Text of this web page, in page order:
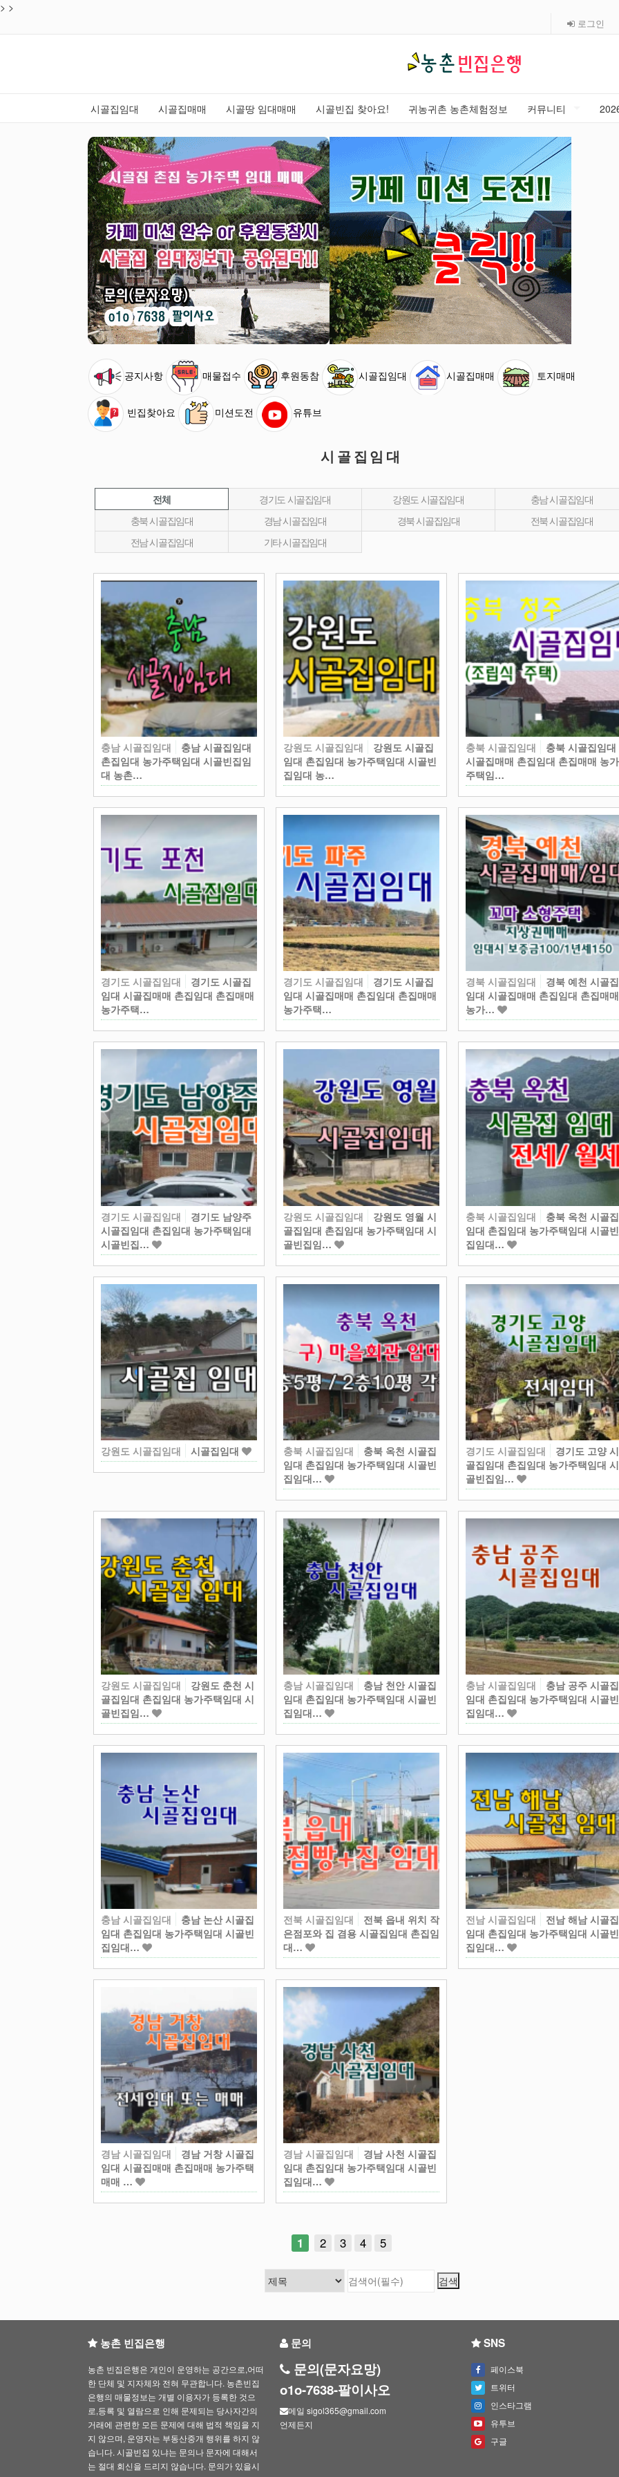
> >
로그인
시골집임대 시골집매매 시골땅 임대매매 시골빈집 찾아요! 귀농귀촌 농촌체험정보 커뮤니티
공지사항 매물접수 후원동참 시골집임대 시골집매매 토지매매
빈집찾아요 미션도전 유튜브
시골집임대
전체 경기도 시골집임대 강원도 시골집임대
충남 시골집임대
충북 시골집임대
경남 시골집임대 경북 시골집임대
전북 시골집임대
전남 시골집임대
기타 시골집임대
충남 시골집임대
충남 시골집임대
촌집임대 농가주택임대 시골빈집임
대 농촌…
강원도 시골집임대
강원도 시골집
임대 촌집임대 농가주택임대 시골빈
집임대 농…
충북 시골집임대
충북 시골집임대
시골집매매 촌집임대 촌집매매 농가
주택임…
경기도 시골집임대
경기도 시골집
임대 시골집매매 촌집임대 촌집매매
농가주택…
경기도 시골집임대
경기도 시골집
임대 시골집매매 촌집임대 촌집매매
농가주택…
경북 시골집임대
경북 예천 시골집
임대 시골집매매 촌집임대 촌집매매
농가…
경기도 시골집임대
경기도 남양주
시골집임대 촌집임대 농가주택임대
시골빈집…
강원도 시골집임대
강원도 영월 시
골집임대 촌집임대 농가주택임대 시
골빈집임…
충북 시골집임대
충북 옥천 시골집
임대 촌집임대 농가주택임대 시골빈
집임대…
강원도 시골집임대 시골집임대 충북 시골집임대
충북 옥천 시골집
임대 촌집임대 농가주택임대 시골빈
집임대…
경기도 시골집임대
경기도 고양 시
골집임대 촌집임대 농가주택임대 시
골빈집임…
강원도 시골집임대
강원도 춘천 시
골집임대 촌집임대 농가주택임대 시
골빈집임…
충남 시골집임대
충남 천안 시골집
임대 촌집임대 농가주택임대 시골빈
집임대…
충남 시골집임대
충남 공주 시골집
임대 촌집임대 농가주택임대 시골빈
집임대…
충남 시골집임대
충남 논산 시골집
임대 촌집임대 농가주택임대 시골빈
집임대…
전북 시골집임대
전북 읍내 위치 작
은점포와 집 겸용 시골집임대 촌집임
대…
전남 시골집임대
전남 해남 시골집
임대 촌집임대 농가주택임대 시골빈
집임대…
경남 시골집임대
경남 거창 시골집
임대 시골집매매 촌집매매 농가주택
매매 …
경남 시골집임대
경남 사천 시골집
임대 촌집임대 농가주택임대 시골빈
집임대…
1 2 3 4 5
농촌 빈집은행
농촌 빈집은행은 개인이 운영하는 공간으로,어떠
한 단체 및 지자체와 전혀 무관합니다. 농촌빈집
은행의 매물정보는 개별 이용자가 등록한 것으
로,등록 및 열람으로 인해 문제되는 당사자간의
거래에 관련한 모든 문제에 대해 법적 책임을 지
지 않으며, 운영자는 부동산중개 행위를 하지 않
습니다. 시골빈집 있냐는 문의나 문자에 대해서
는 절대 회신을 드리지 않습니다. 문의가 있을시
문의
문의(문자요망)
o1o-7638-팔이사오
메일 sigol365@gmail.com
언제든지
SNS
페이스북
트위터
인스타그램
유투브
구글